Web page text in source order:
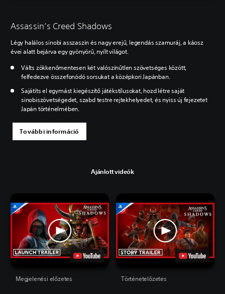
Assassin’s Creed Shadows
Légy halálos sinobi asszaszin és nagy erejű, legendás szamuráj, a káosz
évei alatt bejárva egy gyönyörű, nyílt világot.
Válts zökkenőmentesen két valószínűtlen szövetséges között,
felfedezve összefonódó sorsukat a középkori Japánban.
Sajátíts el egymást kiegészítő játékstílusokat, hozd létre saját
sinobiszövetségedet, szabd testre rejtekhelyedet, és nyiss új fejezetet
Japán történelmében.
További információ
Ajánlott videók
Megjelenési előzetes Történetelőzetes